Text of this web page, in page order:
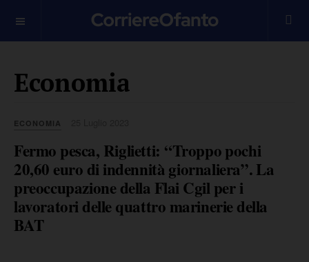
Economia
ECONOMIA
Fermo pesca, Riglietti: “Troppo pochi
20,60 euro di indennità giornaliera”. La
preoccupazione della Flai Cgil per i
lavoratori delle quattro marinerie della
BAT